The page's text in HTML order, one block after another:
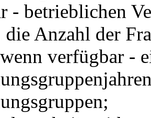
‑ betrieblichen
der
verfügbar ‑